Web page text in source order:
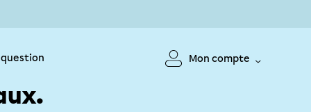
question Mon compte